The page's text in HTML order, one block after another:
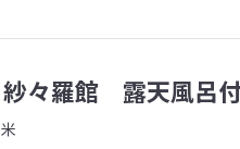
紗々羅館 露天風呂